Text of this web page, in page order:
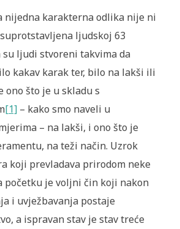
nijedna karakterna odlika nije ni
ljudskoj 63
su ljudi stvoreni takvima da
kakav karak ter, bilo na lakši ili
ono što je u skladu s
[1]– kako smo naveli u
– na lakši, i ono što je
na teži način. Uzrok
koji prevladava prirodom neke
početku je voljni čin koji nakon
i uvježbavanja postaje
a ispravan stav je stav treće